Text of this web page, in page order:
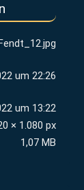
um 22:26
um 13:22
× 1.080 px
1,07 MB